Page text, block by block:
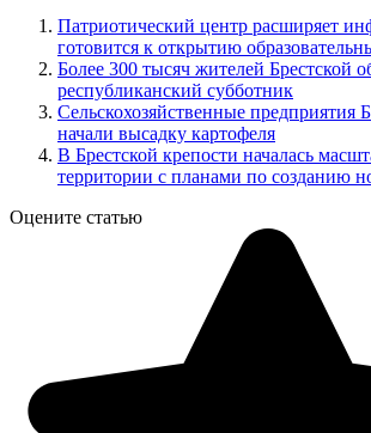
Патриотический центр расширяет
готовится к открытию
Более 300 тысяч жителей Брестской
республиканский субботник
Сельскохозяйственные предприятия
начали высадку картофеля
В Брестской крепости началась
территории с планами по созданию
Оцените статью